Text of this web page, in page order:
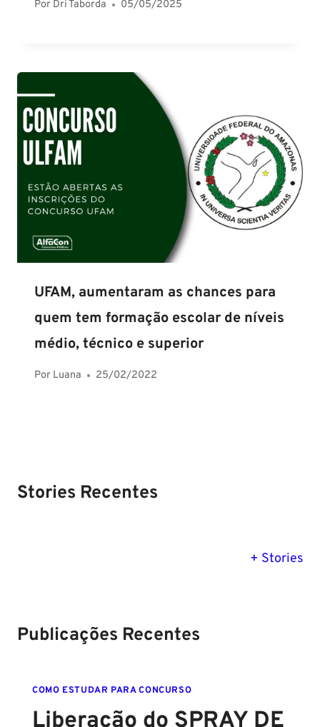
Por Dri Taborda 05/05/2025
UFAM, aumentaram as chances para
quem tem formação escolar de níveis
médio, técnico e superior
Por Luana 25/02/2022
Stories Recentes
+ Stories
MG:
Publicações Recentes
COMO ESTUDAR PARA CONCURSO
Liberação do SPRAY DE